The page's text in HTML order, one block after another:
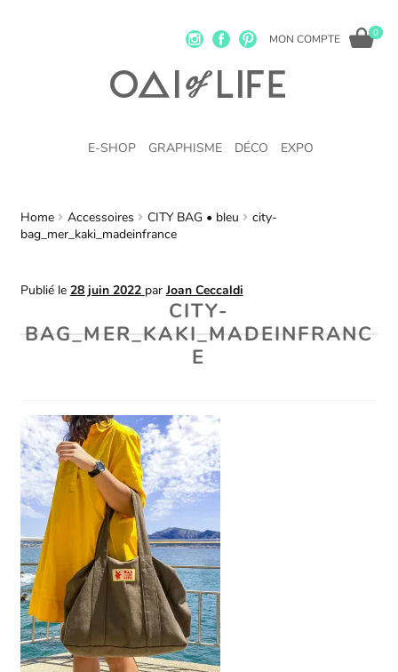
MON COMPTE 0
E-SHOP GRAPHISME DÉCO EXPO
Home Accessoires CITY BAG • bleu
city-
bag_mer_kaki_madeinfrance
Publié le 28 juin 2022 parJoan Ceccaldi
CITY-
BAG_MER_KAKI_MADEINFRANC
E